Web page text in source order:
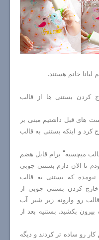
خانم هستند.
بستنی ها از قالب
های قبل داشتیم مبنی بر
کرد و اینکه بستنی به قالب
میچسبه" برام قابل هضم
تا الان دارم بستنی چوبی
که بستنی به قالب
کردن بستنی چوبی از
رو وارونه زیر شیر آب
بکشید. بستنیه بعد از
رو ساده تر کردند و دیگه